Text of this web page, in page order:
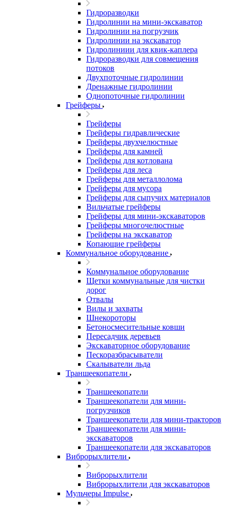
Гидроразводки
Гидролинии на мини-экскаватор
Гидролинии на погрузчик
Гидролинии на экскаватор
Гидролиниии для квик-каплера
Гидроразводки для совмещения
потоков
Двухпоточные гидролинии
Дренажные гидролинии
Однопоточные гидролинии
Грейферы
Грейферы
Грейферы гидравлические
Грейферы двухчелюстные
Грейферы для камней
Грейферы для котлована
Грейферы для леса
Грейферы для металлолома
Грейферы для мусора
Грейферы для сыпучих материалов
Вильчатые грейферы
Грейферы для мини-экскаваторов
Грейферы многочелюстные
Грейферы на экскаватор
Копающие грейферы
Коммунальное оборудование
Коммунальное оборудование
Щетки коммунальные для чистки
дорог
Отвалы
Вилы и захваты
Шнекороторы
Бетоносмесительные ковши
Пересадчик деревьев
Экскаваторное оборудование
Пескоразбрасыватели
Скалыватели льда
Траншеекопатели
Траншеекопатели
Траншеекопатели для мини-
погрузчиков
Траншеекопатели для мини-тракторов
Траншеекопатели для мини-
экскаваторов
Траншеекопатели для экскаваторов
Виброрыхлители
Виброрыхлители
Виброрыхлители для экскаваторов
Мульчеры Impulse